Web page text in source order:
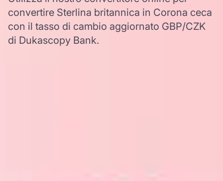
convertire Sterlina britannica in Corona ceca
con il tasso di cambio aggiornato GBP/CZK
di Dukascopy Bank.